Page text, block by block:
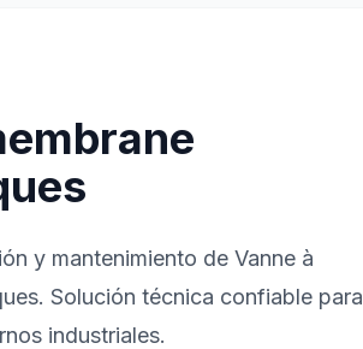
y mantenimiento de Vanne à
Solución técnica confiable para
industriales.